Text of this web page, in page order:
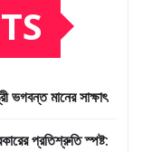
ভগবন্ত মানের সাক্ষাৎ
প্রতিশ্রুতি স্পষ্ট: